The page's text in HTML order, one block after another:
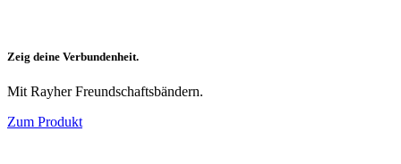
Zeig deine Verbundenheit.
Mit Rayher Freundschaftsbändern.
Zum Produkt